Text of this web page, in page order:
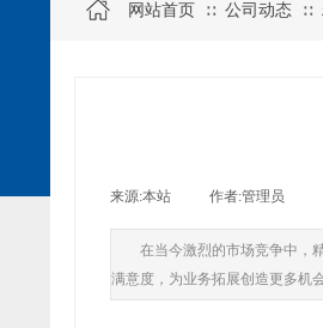
网站首页 ∷ 公司动态 ∷
来源:本站 作者:管理员
在当今激烈的市场竞争中，
满意度，为业务拓展创造更多机